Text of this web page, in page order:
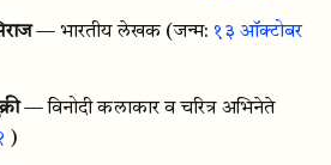
— भारतीय लेखक (जन्म:१३ ऑक्टोबर
— विनोदी कलाकार व चरित्र अभिनेते
)